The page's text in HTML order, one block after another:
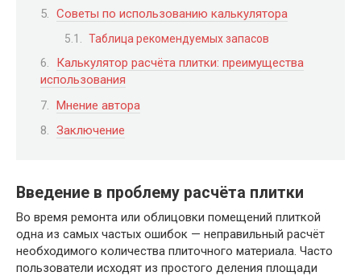
Советы по использованию калькулятора
Таблица рекомендуемых запасов
Калькулятор расчёта плитки: преимущества
использования
Мнение автора
Заключение
Введение в проблему расчёта плитки
Во время ремонта или облицовки помещений плиткой
одна из самых частых ошибок — неправильный расчёт
необходимого количества плиточного материала. Часто
пользователи исходят из простого деления площади